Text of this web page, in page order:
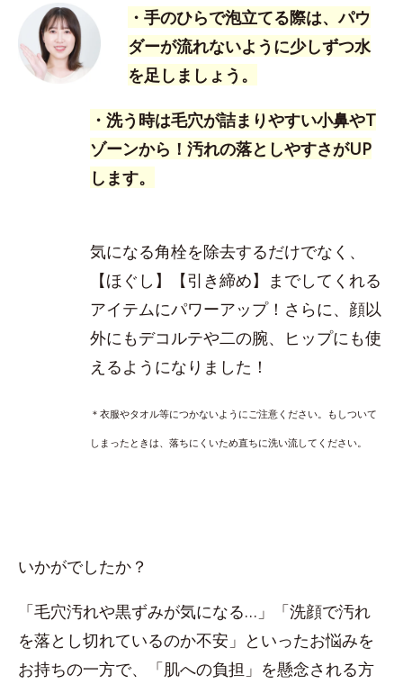
・手のひらで泡立てる際は、パウ
ダーが流れないように少しずつ水
を足しましょう。
・洗う時は毛穴が詰まりやすい小鼻やT
ゾーンから！汚れの落としやすさがUP
します。
気になる角栓を除去するだけでなく、
【ほぐし】【引き締め】までしてくれる
アイテムにパワーアップ！さらに、顔以
外にもデコルテや二の腕、ヒップにも使
えるようになりました！
＊衣服やタオル等につかないようにご注意ください。もしついて
しまったときは、落ちにくいため直ちに洗い流してください。
いかがでしたか？
「毛穴汚れや黒ずみが気になる…」「洗顔で汚れ
を落とし切れているのか不安」といったお悩みを
お持ちの一方で、「肌への負担」を懸念される方